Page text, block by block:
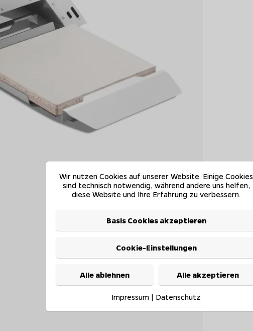
Wir nutzen Cookies auf unserer Website. Einige Cookies
sind technisch notwendig, während andere uns helfen,
diese Website und Ihre Erfahrung zu verbessern.
Basis Cookies akzeptieren
Cookie-Einstellungen
Alle ablehnen Alle akzeptieren
Impressum | Datenschutz